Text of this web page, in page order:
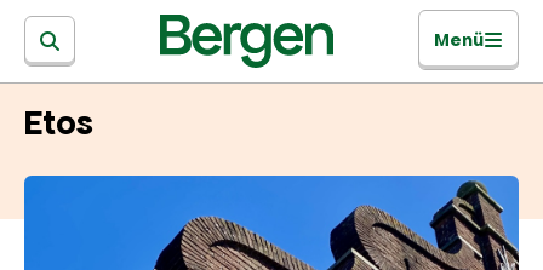
Menü
Etos